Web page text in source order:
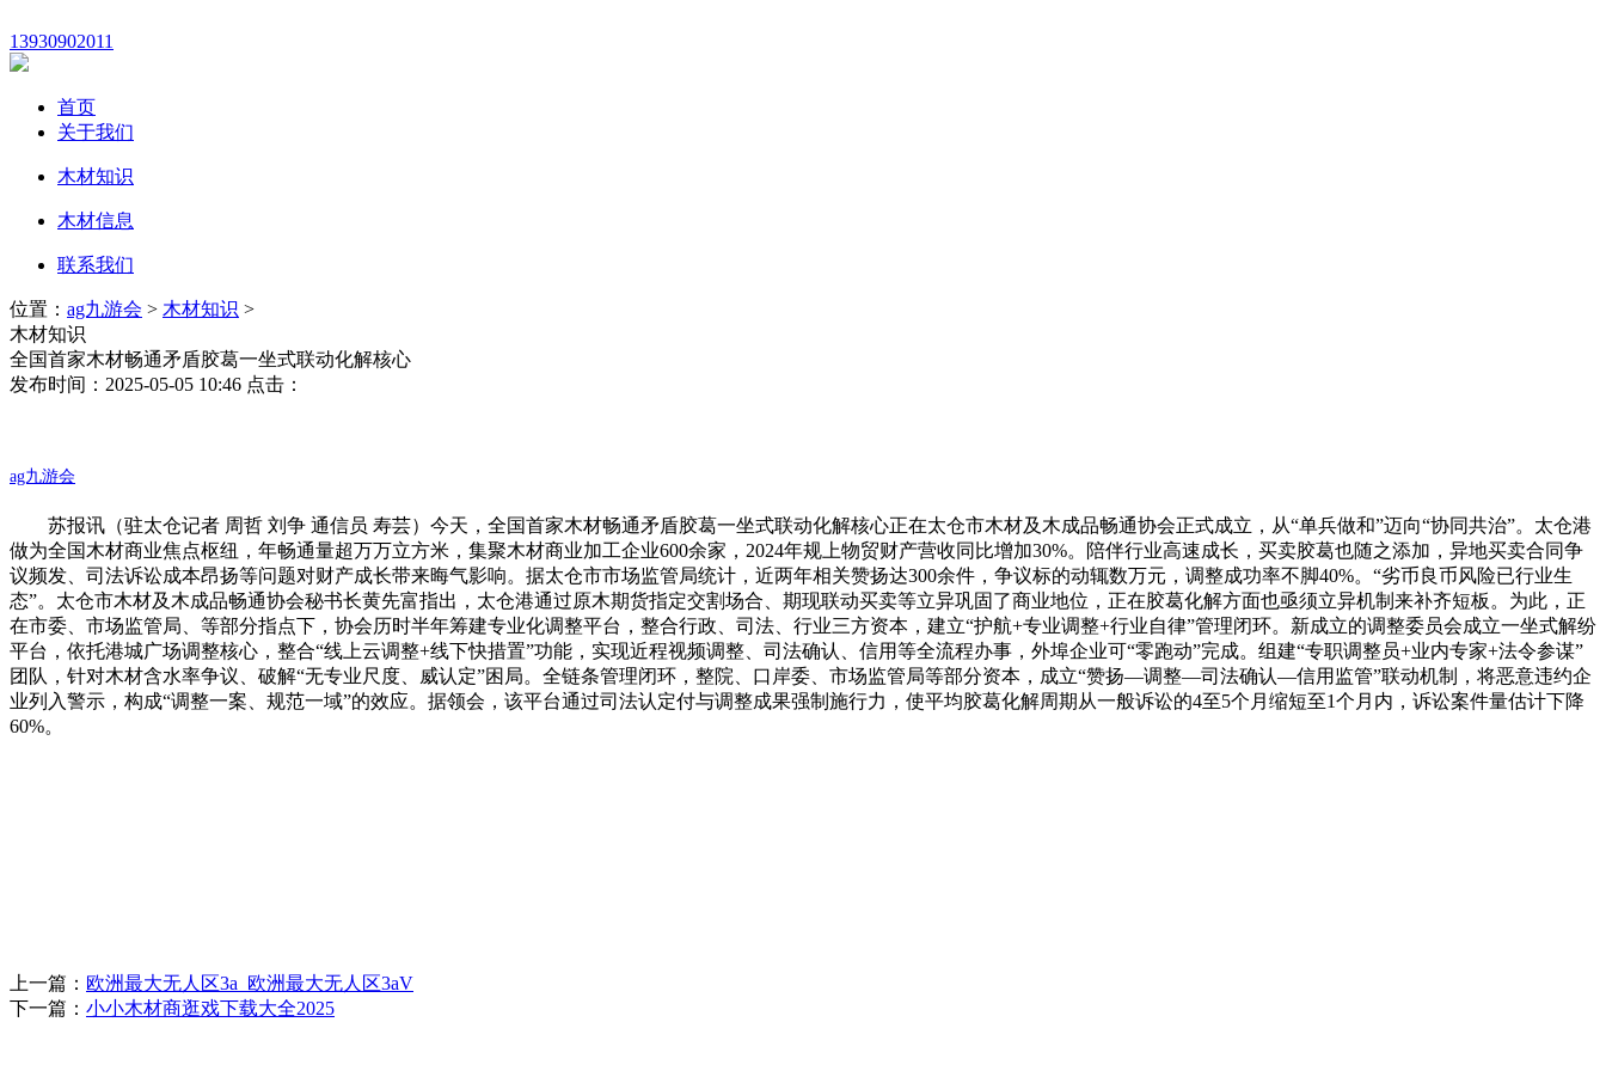
13930902011
首页
关于我们
木材知识
木材信息
联系我们
位置： ag九游会 > 木材知识 >
木材知识
全国首家木材畅通矛盾胶葛一坐式联动化解核心
发布时间：2025-05-05 10:46 点击：
ag九游会
苏报讯（驻太仓记者 周哲 刘争 通信员 寿芸）今天，全国首家木材畅通矛盾胶葛一坐式联动化解核心正在太仓市木材及木成品畅通协会正式成立，从“单兵做和”迈向“协同共治”。太仓港
做为全国木材商业焦点枢纽，年畅通量超万万立方米，集聚木材商业加工企业600余家，2024年规上物贸财产营收同比增加30%。陪伴行业高速成长，买卖胶葛也随之添加，异地买卖合同争
议频发、司法诉讼成本昂扬等问题对财产成长带来晦气影响。据太仓市市场监管局统计，近两年相关赞扬达300余件，争议标的动辄数万元，调整成功率不脚40%。“劣币良币风险已行业生
态”。太仓市木材及木成品畅通协会秘书长黄先富指出，太仓港通过原木期货指定交割场合、期现联动买卖等立异巩固了商业地位，正在胶葛化解方面也亟须立异机制来补齐短板。为此，正
在市委、市场监管局、等部分指点下，协会历时半年筹建专业化调整平台，整合行政、司法、行业三方资本，建立“护航+专业调整+行业自律”管理闭环。新成立的调整委员会成立一坐式解纷
平台，依托港城广场调整核心，整合“线上云调整+线下快措置”功能，实现近程视频调整、司法确认、信用等全流程办事，外埠企业可“零跑动”完成。组建“专职调整员+业内专家+法令参谋”
团队，针对木材含水率争议、破解“无专业尺度、威认定”困局。全链条管理闭环，整院、口岸委、市场监管局等部分资本，成立“赞扬—调整—司法确认—信用监管”联动机制，将恶意违约企
业列入警示，构成“调整一案、规范一域”的效应。据领会，该平台通过司法认定付与调整成果强制施行力，使平均胶葛化解周期从一般诉讼的4至5个月缩短至1个月内，诉讼案件量估计下降
60%。
上一篇： 欧洲最大无人区3a_欧洲最大无人区3aV
下一篇： 小小木材商逛戏下载大全2025